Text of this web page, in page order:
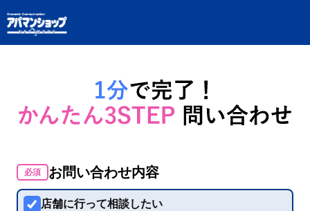
必須 お問い合わせ内容
店舗に行って相談したい